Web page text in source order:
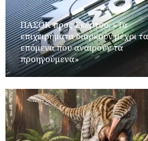
ΠΑΣΟΚ προς Σκέρτσο: «Τα
επιχειρήματα διαρκούν μέχρι
επόμενα που αναιρούν τα
προηγούμενα»